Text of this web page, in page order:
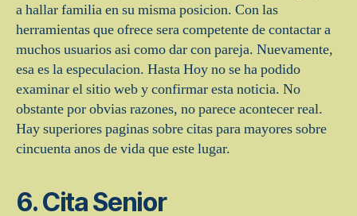
a hallar familia en su misma posicion. Con las
herramientas que ofrece sera competente de contactar a
muchos usuarios asi­ como dar con pareja. Nuevamente,
esa es la especulacion. Hasta Hoy no se ha podido
examinar el sitio web y confirmar esta noticia. No
obstante por obvias razones, no parece acontecer real.
Hay superiores paginas sobre citas para mayores sobre
cincuenta anos de vida que este lugar.
6. Cita Senior